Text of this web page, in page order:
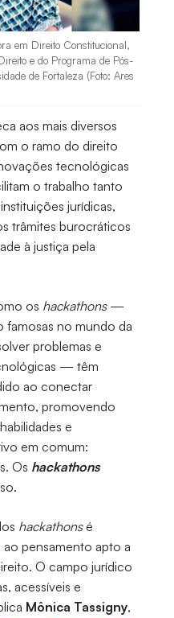
em Direito Constitucional,
e do Programa de Pós-
de Fortaleza (Foto: Ares
aos mais diversos
o ramo do direito
tecnológicas
o trabalho tanto
jurídicas,
trâmites burocráticos
à justiça pela
os hackathons—
famosas no mundo da
problemas e
— têm
ao conectar
promovendo
e
em comum:
Os hackathons
hackathonsé
pensamento apto a
O campo jurídico
acessíveis e
Mônica Tassigny,